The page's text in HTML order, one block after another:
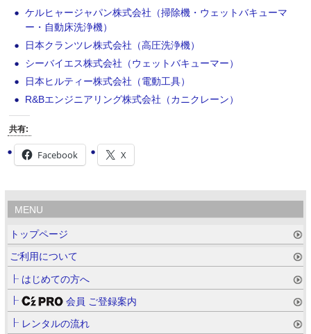
ケルヒャージャパン株式会社（掃除機・ウェットバキューマ
ー・自動床洗浄機）
日本クランツレ株式会社（高圧洗浄機）
シーバイエス株式会社（ウェットバキューマー）
日本ヒルティー株式会社（電動工具）
R&Bエンジニアリング株式会社（カニクレーン）
共有:
Facebook X
MENU
トップページ
ご利用について
はじめての方へ
会員 ご登録案内
レンタルの流れ